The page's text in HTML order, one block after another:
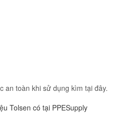
an toàn khi sử dụng kìm tại đây.
Tolsen có tại PPESupply